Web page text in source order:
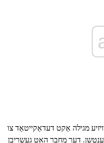
מגילה אַקט דעדאַקייטאַד צו
דער מחבר האט געשריבן